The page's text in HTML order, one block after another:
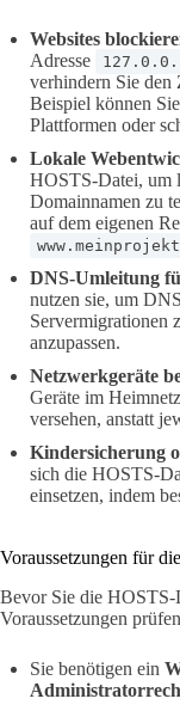
Websites
Adresse
verhindern Sie den
Beispiel können
Plattformen oder
Lokale
HOSTS-Datei, um
Domainnamen zu
auf dem eigenen
DNS-Umleitung
nutzen sie, um
Servermigrationen
anzupassen.
Netzwerkgeräte
Geräte im
versehen, anstatt
Kindersicherung
sich die HOSTS-
einsetzen, indem
Voraussetzungen für
Bevor Sie die HOSTS-
Voraussetzungen
Sie benötigen ein